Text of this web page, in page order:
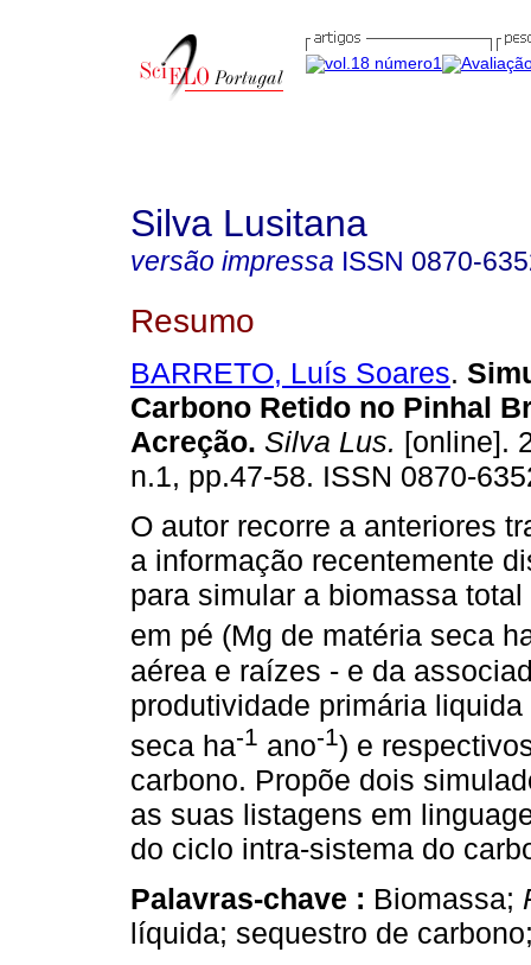
Silva Lusitana
versão impressa ISSN 0870-
Resumo
BARRETO, Luís Soares.
Carbono Retido no Pinhal
Acreção. Silva Lus. [online].
n.1, pp.47-58. ISSN 0870-
O autor recorre a anteriores
a informação recentemente
para simular a biomassa
em pé (Mg de matéria seca
aérea e raízes - e da
produtividade primária
seca ha-1 ano-1) e
carbono. Propõe dois
as suas listagens em
do ciclo intra-sistema do
Palavras-chave : Biomassa;
líquida; sequestro de